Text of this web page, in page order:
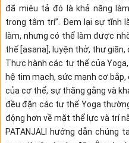
đã miêu tả đó là khả năng
trong tâm trí”. Đem lại sự tĩnh
làm, nhưng có thể làm được
thế [asana], luyện thở, thư giãn,
Thực hành các tư thế của
hệ tim mạch, sức mạnh cơ bắp,
của cơ thể, sự thăng gằng và
đều đặn các tư thế Yoga
động hơn về mặt thể lực và trí
PATANJALI hướng dẫn chúng